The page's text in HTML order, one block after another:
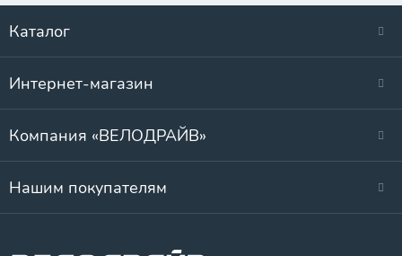
Каталог
Интернет-магазин
Компания «ВЕЛОДРАЙВ»
Нашим покупателям